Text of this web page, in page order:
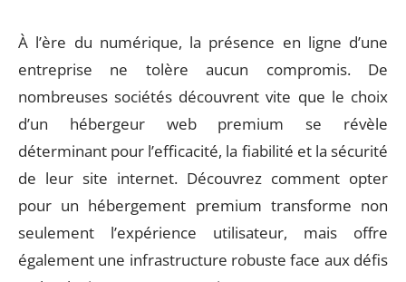
À l’ère du numérique, la présence en ligne d’une
entreprise ne tolère aucun compromis. De
nombreuses sociétés découvrent vite que le choix
d’un hébergeur web premium se révèle
déterminant pour l’efficacité, la fiabilité et la sécurité
de leur site internet. Découvrez comment opter
pour un hébergement premium transforme non
seulement l’expérience utilisateur, mais offre
également une infrastructure robuste face aux défis